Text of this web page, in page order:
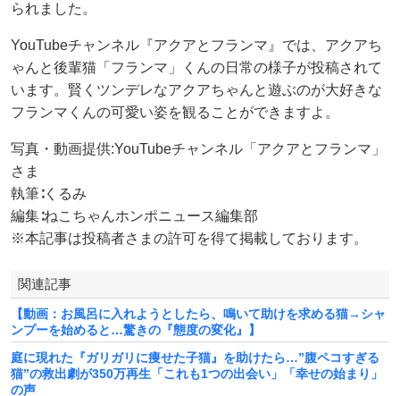
られました。
YouTubeチャンネル『アクアとフランマ』では、アクアち
ゃんと後輩猫「フランマ」くんの日常の様子が投稿されて
います。賢くツンデレなアクアちゃんと遊ぶのが大好きな
フランマくんの可愛い姿を観ることができますよ。
写真・動画提供:YouTubeチャンネル「アクアとフランマ」
さま
執筆∶くるみ
編集∶ねこちゃんホンポニュース編集部
※本記事は投稿者さまの許可を得て掲載しております。
関連記事
【動画：お風呂に入れようとしたら、鳴いて助けを求める猫→シャ
ンプーを始めると…驚きの『態度の変化』】
庭に現れた『ガリガリに痩せた子猫』を助けたら…”腹ペコすぎる
猫”の救出劇が350万再生「これも1つの出会い」「幸せの始まり」
の声